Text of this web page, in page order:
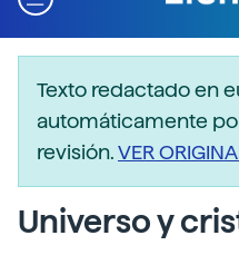
Texto redactado en
automáticamente
revisión.VER
Universo y